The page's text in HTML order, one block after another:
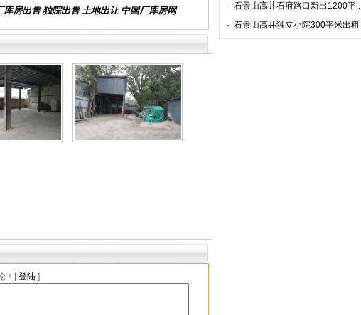
库房出售 独院出售 土地出让 中国厂库房网
！[登陆 ]
· 石景山高井石府路口新出1200平..
· 石景山高井独立小院300平米出租